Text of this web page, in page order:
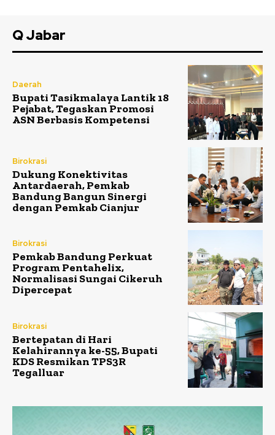
Q Jabar
Daerah
Bupati Tasikmalaya Lantik 18
Pejabat, Tegaskan Promosi
ASN Berbasis Kompetensi
Birokrasi
Dukung Konektivitas
Antardaerah, Pemkab
Bandung Bangun Sinergi
dengan Pemkab Cianjur
Birokrasi
Pemkab Bandung Perkuat
Program Pentahelix,
Normalisasi Sungai Cikeruh
Dipercepat
Birokrasi
Bertepatan di Hari
Kelahirannya ke-55, Bupati
KDS Resmikan TPS3R
Tegalluar